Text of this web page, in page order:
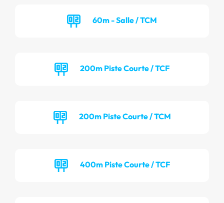
60m - Salle / TCM
200m Piste Courte / TCF
200m Piste Courte / TCM
400m Piste Courte / TCF